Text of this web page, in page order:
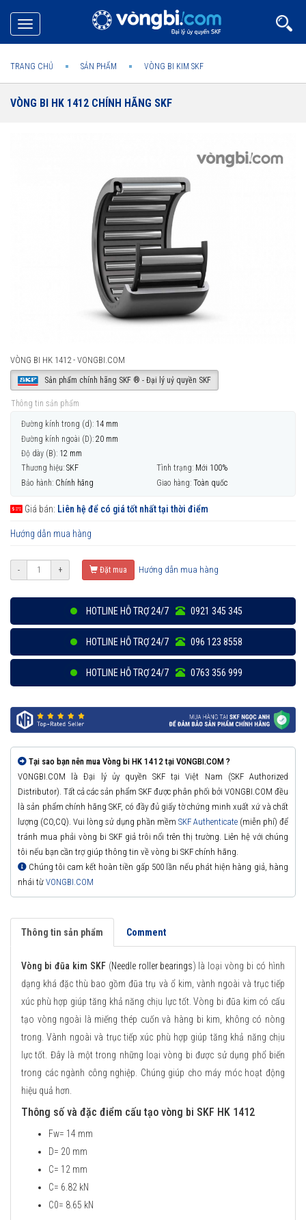
Toggle
navigation
TRANG CHỦ SẢN PHẨM VÒNG BI KIM SKF
VÒNG BI HK 1412 CHÍNH HÃNG SKF
VÒNG BI HK 1412 - VONGBI.COM
Sản phẩm chính hãng SKF ® - Đại lý uỷ quyền SKF
Thông tin sản phẩm
Đường kính trong (d): 14 mm
Đường kính ngoài (D): 20 mm
Độ dày (B): 12 mm
Thương hiệu: SKF Tình trạng: Mới 100%
Bảo hành: Chính hãng Giao hàng: Toàn quốc
Giá bán: Liên hệ để có giá tốt nhất tại thời điểm
Hướng dẫn mua hàng
- + Đặt mua Hướng dẫn mua hàng
HOTLINE HỖ TRỢ 24/7 0921 345 345
HOTLINE HỖ TRỢ 24/7 096 123 8558
HOTLINE HỖ TRỢ 24/7 0763 356 999
Tại sao bạn nên mua Vòng bi HK 1412 tại VONGBI.COM ?
VONGBI.COM là Đại lý ủy quyền SKF tại Việt Nam (SKF Authorized
Distributor). Tất cả các sản phẩm SKF được phân phối bởi VONGBI.COM đều
là sản phẩm chính hãng SKF, có đầy đủ giấy tờ chứng minh xuất xứ và chất
lượng (CO,CQ). Vui lòng sử dụng phần mềm SKF Authenticate (miễn phí) để
tránh mua phải vòng bi SKF giả trôi nổi trên thị trường. Liên hệ với chúng
tôi nếu bạn cần trợ giúp thông tin về vòng bi SKF chính hãng.
Chúng tôi cam kết hoàn tiền gấp 500 lần nếu phát hiện hàng giả, hàng
nhái từ VONGBI.COM
Thông tin sản phẩm Comment
Vòng bi đũa kim SKF(Needle roller bearings) là loại vòng bi có hình
dạng khá đặc thù bao gồm đũa trụ và ổ kim, vành ngoài và trục tiếp
xúc phù hợp giúp tăng khả năng chịu lực tốt. Vòng bi đũa kim có cấu
tạo vòng ngoài là miếng thép cuốn và hàng bi kim, không có nòng
trong. Vành ngoài và trục tiếp xúc phù hợp giúp tăng khả năng chịu
lực tốt. Đây là một trong những loại vòng bi được sử dụng phổ biến
trong các ngành công nghiệp. Chúng giúp cho máy móc hoạt động
hiệu quả hơn.
Thông số và đặc điểm cấu tạo vòng bi SKF HK 1412
Fw= 14 mm
D= 20 mm
C= 12 mm
C= 6.82 kN
C0= 8.65 kN